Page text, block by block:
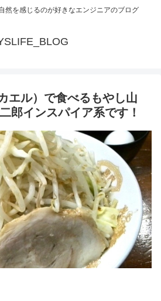
然を感じるのが好きなエンジニアのブログ
エル）で食べるもやし山
郎インスパイア系です！